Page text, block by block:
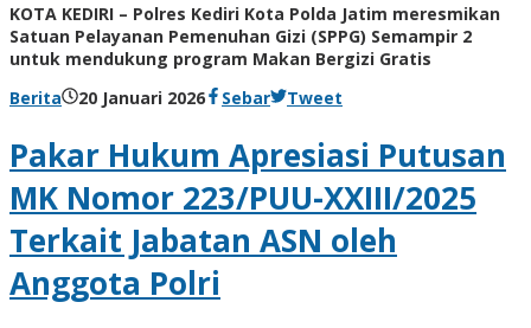
KOTA KEDIRI – Polres Kediri Kota Polda Jatim meresmikan
Satuan Pelayanan Pemenuhan Gizi (SPPG) Semampir 2
untuk mendukung program Makan Bergizi Gratis
Berita
20 Januari 2026olehSebar Tweet
Pakar Hukum Apresiasi Putusan
MK Nomor 223/PUU-XXIII/2025
Terkait Jabatan ASN oleh
Anggota Polri